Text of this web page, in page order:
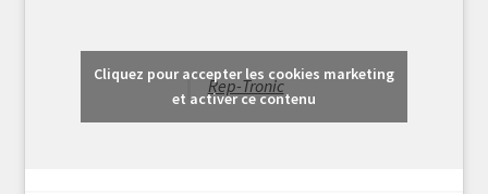
Rep-Tronic
Cliquez pour accepter les cookies marketing
et activer ce contenu